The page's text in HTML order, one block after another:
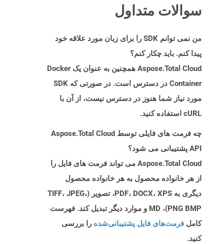
سوالات متداول
من نمی توانم SDK را برای زبان مورد علاقه خود
پیدا کنم. باید چکار کنم؟
Aspose.Total Cloud همچنین به عنوان یک Docker
Container در دسترس است. در صورتی که SDK
مورد نیاز شما هنوز در دسترس نیست، از آن با
cURL استفاده کنید.
چه فرمت های فایلی توسط Aspose.Total Cloud
API پشتیبانی می شود؟
Aspose.Total Cloud می تواند فرمت های فایل را
از هر خانواده محصول به هر خانواده محصول
دیگری به PDF، DOCX، XPS، تصویر (TIFF، JPEG،
PNG BMP)، MD و موارد دیگر تبدیل کند. فهرست
کامل فرمت‌های فایل پشتیبانی‌شده را بررسی
کنید.